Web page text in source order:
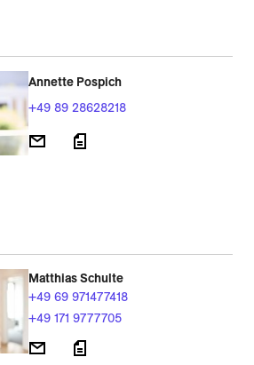
Annette Pospich
+49 89 28628218
Matthias Schulte
+49 69 971477418
+49 171 9777705